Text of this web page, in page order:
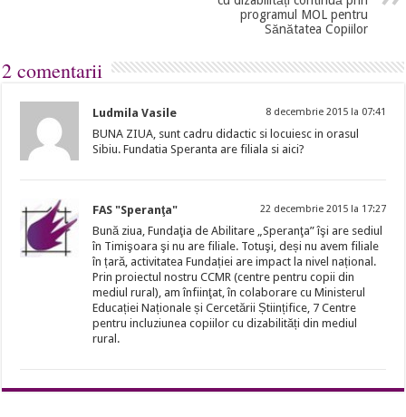
programul MOL pentru
Sănătatea Copiilor
2 comentarii
Ludmila Vasile 8 decembrie 2015 la 07:41
BUNA ZIUA, sunt cadru didactic si locuiesc in orasul
Sibiu. Fundatia Speranta are filiala si aici?
FAS "Speranţa" 22 decembrie 2015 la 17:27
Bună ziua, Fundaţia de Abilitare „Speranţa” îşi are sediul
în Timişoara şi nu are filiale. Totuşi, deși nu avem filiale
în țară, activitatea Fundației are impact la nivel național.
Prin proiectul nostru CCMR (centre pentru copii din
mediul rural), am înfiinţat, în colaborare cu Ministerul
Educației Naționale și Cercetării Științifice, 7 Centre
pentru incluziunea copiilor cu dizabilități din mediul
rural.